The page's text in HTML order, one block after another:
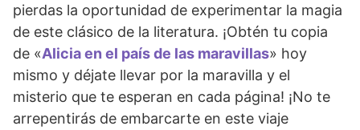
pierdas la oportunidad de experimentar la magia
de este clásico de la literatura. ¡Obtén tu copia
de «Alicia en el país de las maravillas» hoy
mismo y déjate llevar por la maravilla y el
misterio que te esperan en cada página! ¡No te
arrepentirás de embarcarte en este viaje